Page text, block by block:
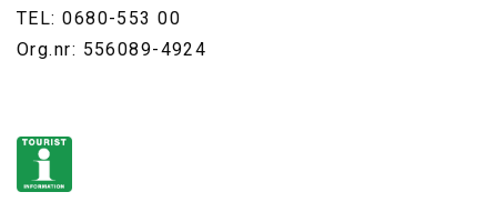
TEL: 0680-553 00
Org.nr: 556089-4924